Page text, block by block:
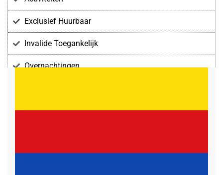
Exclusief Huurbaar
Invalide Toegankelijk
Overnachtingen